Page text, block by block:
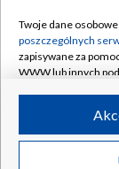
Rada
System NOS
Informacje o
Program dla
Twoje dane
poszczególnych
zapisywane za
WWW lub innych
ruchu w Internecie.
Twoje dane